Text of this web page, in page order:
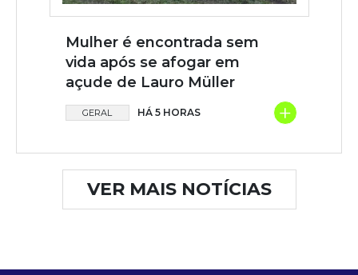
Mulher é encontrada sem
vida após se afogar em
açude de Lauro Müller
GERAL HÁ 5 HORAS +
VER MAIS NOTÍCIAS